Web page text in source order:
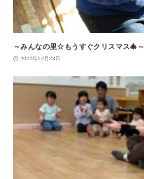
～みんなの里☆もうすぐクリスマス🎄～
2022年12月23日